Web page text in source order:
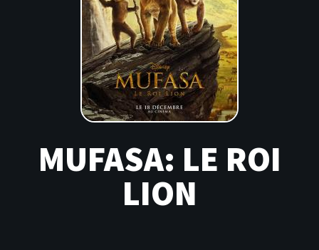
MUFASA: LE ROI
LION